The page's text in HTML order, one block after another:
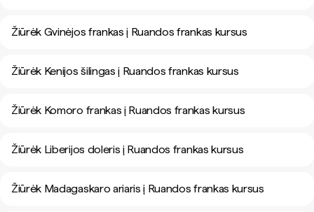
Žiūrėk Gvinėjos frankas į Ruandos frankas kursus
Žiūrėk Kenijos šilingas į Ruandos frankas kursus
Žiūrėk Komoro frankas į Ruandos frankas kursus
Žiūrėk Liberijos doleris į Ruandos frankas kursus
Žiūrėk Madagaskaro ariaris į Ruandos frankas kursus